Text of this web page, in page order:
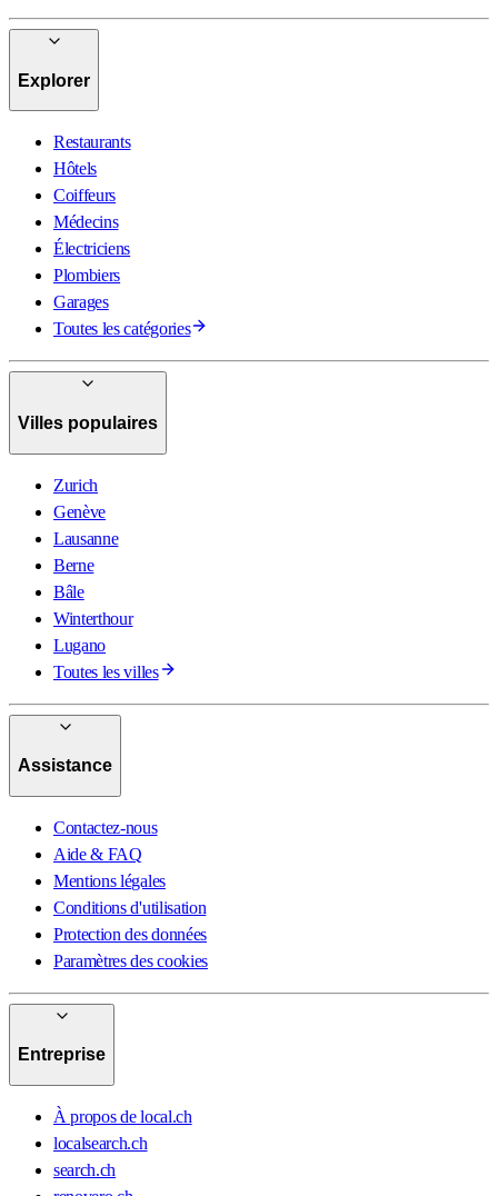
Explorer
Restaurants
Hôtels
Coiffeurs
Médecins
Électriciens
Plombiers
Garages
Toutes les catégories
Villes populaires
Zurich
Genève
Lausanne
Berne
Bâle
Winterthour
Lugano
Toutes les villes
Assistance
Contactez-nous
Aide & FAQ
Mentions légales
Conditions d'utilisation
Protection des données
Paramètres des cookies
Entreprise
À propos de local.ch
localsearch.ch
search.ch